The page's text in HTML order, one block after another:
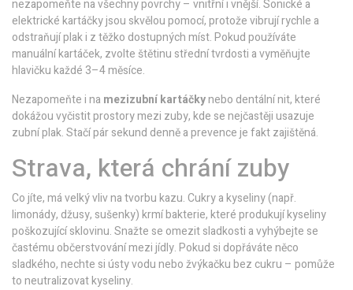
nezapomeňte na všechny povrchy – vnitřní i vnější. Sonické a
elektrické kartáčky jsou skvělou pomocí, protože vibrují rychle a
odstraňují plak i z těžko dostupných míst. Pokud používáte
manuální kartáček, zvolte štětinu střední tvrdosti a vyměňujte
hlavičku každé 3–4 měsíce.
Nezapomeňte i na mezizubní kartáčkynebo dentální nit, které
dokážou vyčistit prostory mezi zuby, kde se nejčastěji usazuje
zubní plak. Stačí pár sekund denně a prevence je fakt zajištěná.
Strava, která chrání zuby
Co jíte, má velký vliv na tvorbu kazu. Cukry a kyseliny (např.
limonády, džusy, sušenky) krmí bakterie, které produkují kyseliny
poškozující sklovinu. Snažte se omezit sladkosti a vyhýbejte se
častému občerstvování mezi jídly. Pokud si dopřáváte něco
sladkého, nechte si ústy vodu nebo žvýkačku bez cukru – pomůže
to neutralizovat kyseliny.